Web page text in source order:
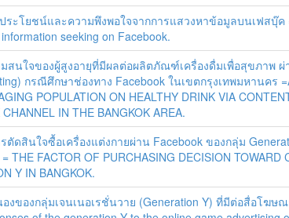
ระโยชน์และความพึงพอใจจากการแสวงหาข้อมูลบนเฟสบุ๊ค
seeking on Facebook.
สนใจของผู้สูงอายุที่มีผลต่อผลิตภัณฑ์เครื่องดื่มเพื่อสุขภาพ ผ่
กรณีศึกษาช่องทาง Facebook ในเขตกรุงเทพมหานคร
POPULATION ON HEALTHY DRINK VIA
IN THE BANGKOK AREA.
ตัดสินใจซื้อเครื่องแต่งกายผ่าน Facebook ของกลุ่ม
THE FACTOR OF PURCHASING DECISION TOWARD
Y IN BANGKOK.
งของกลุ่มเจนเนอเรชั่นวาย (Generation Y) ที่มีต่อสื่อโฆษ